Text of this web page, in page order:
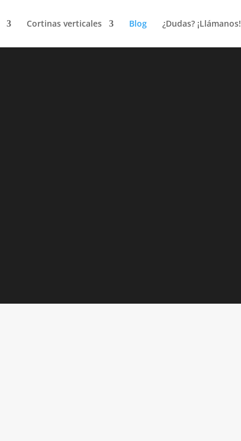
Cortinas verticales Blog ¿Dudas? ¡Llámanos!